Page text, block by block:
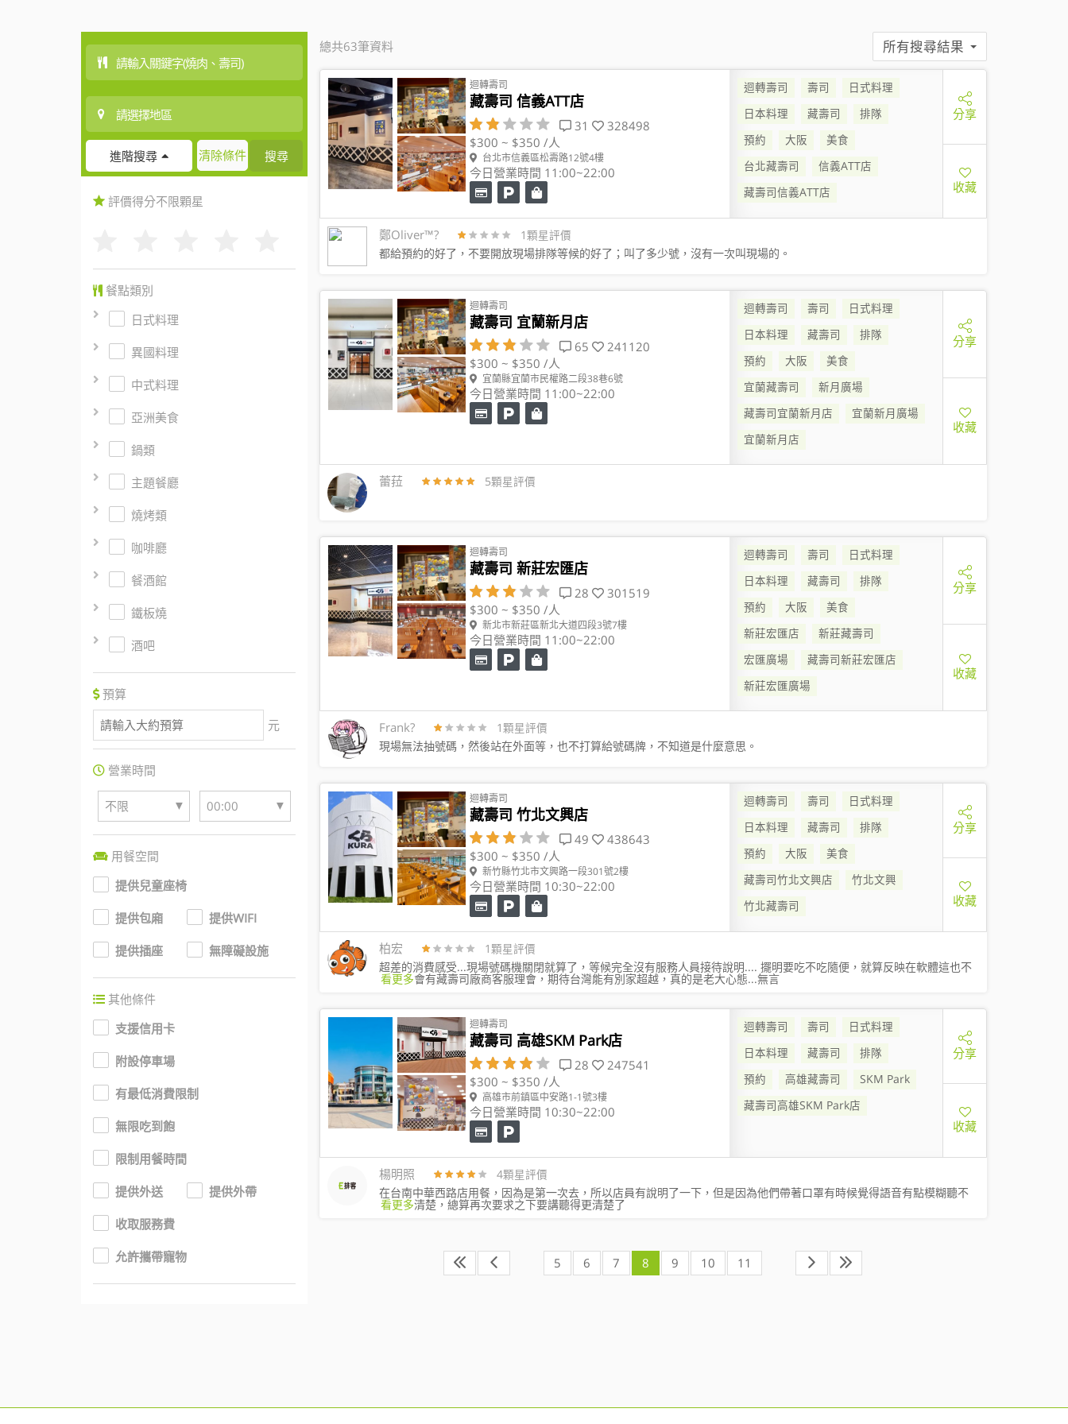
進階搜尋 清除條件 搜尋
評價得分不限顆星
餐點類別
日式料理
異國料理
中式料理
亞洲美食
鍋類
主題餐廳
燒烤類
咖啡廳
餐酒館
鐵板燒
酒吧
預算
元
營業時間
不限 ▼ 00:00 ▼
用餐空間
提供兒童座椅
提供包廂 提供WIFI
提供插座 無障礙設施
其他條件
支援信用卡
附設停車場
有最低消費限制
無限吃到飽
限制用餐時間
提供外送 提供外帶
收取服務費
允許攜帶寵物
總共63筆資料 所有搜尋結果
迴轉壽司
藏壽司 信義ATT店
31
328498
$300 ~ $350 /人
台北市信義區松壽路12號4樓
今日營業時間 11:00~22:00
迴轉壽司 壽司
日式料理
日本料理
藏壽司
排隊
預約
大阪
美食
台北藏壽司
信義ATT店
藏壽司信義ATT店
分享
收藏
鄭Oliver™️? 1顆星評價
都給預約的好了，不要開放現場排隊等候的好了；叫了多少號，沒有一次叫現場的。
迴轉壽司
藏壽司 宜蘭新月店
65
241120
$300 ~ $350 /人
宜蘭縣宜蘭市民權路二段38巷6號
今日營業時間 11:00~22:00
迴轉壽司 壽司
日式料理
日本料理
藏壽司
排隊
預約
大阪
美食
宜蘭藏壽司
新月廣場
藏壽司宜蘭新月店
宜蘭新月廣場
宜蘭新月店
分享
收藏
蕾菈 5顆星評價
迴轉壽司
藏壽司 新莊宏匯店
28
301519
$300 ~ $350 /人
新北市新莊區新北大道四段3號7樓
今日營業時間 11:00~22:00
迴轉壽司 壽司
日式料理
日本料理
藏壽司
排隊
預約
大阪
美食
新莊宏匯店
新莊藏壽司
宏匯廣場
藏壽司新莊宏匯店
新莊宏匯廣場
分享
收藏
Frank?️ 1顆星評價
現場無法抽號碼，然後站在外面等，也不打算給號碼牌，不知道是什麼意思。
迴轉壽司
藏壽司 竹北文興店
49
438643
$300 ~ $350 /人
新竹縣竹北市文興路一段301號2樓
今日營業時間 10:30~22:00
迴轉壽司 壽司
日式料理
日本料理
藏壽司
排隊
預約
大阪
美食
藏壽司竹北文興店
竹北文興
竹北藏壽司
分享
收藏
柏宏 1顆星評價
超差的消費感受...現場號碼機關閉就算了，等候完全沒有服務人員接待說明.... 擺明要吃不吃隨便，就算反映在軟體這也不
會有藏壽司廠商客服理會，期待台灣能有別家超越，真的是老大心態...無言
看更多
迴轉壽司
藏壽司 高雄SKM Park店
28
247541
$300 ~ $350 /人
高雄市前鎮區中安路1-1號3樓
今日營業時間 10:30~22:00
迴轉壽司 壽司
日式料理
日本料理
藏壽司
排隊
預約
高雄藏壽司
SKM Park
藏壽司高雄SKM Park店
分享
收藏
楊明照 4顆星評價
在台南中華西路店用餐，因為是第一次去，所以店員有說明了一下，但是因為他們帶著口罩有時候覺得語音有點模糊聽不
清楚，總算再次要求之下要講聽得更清楚了
看更多
5 6 7 8 9 10 11